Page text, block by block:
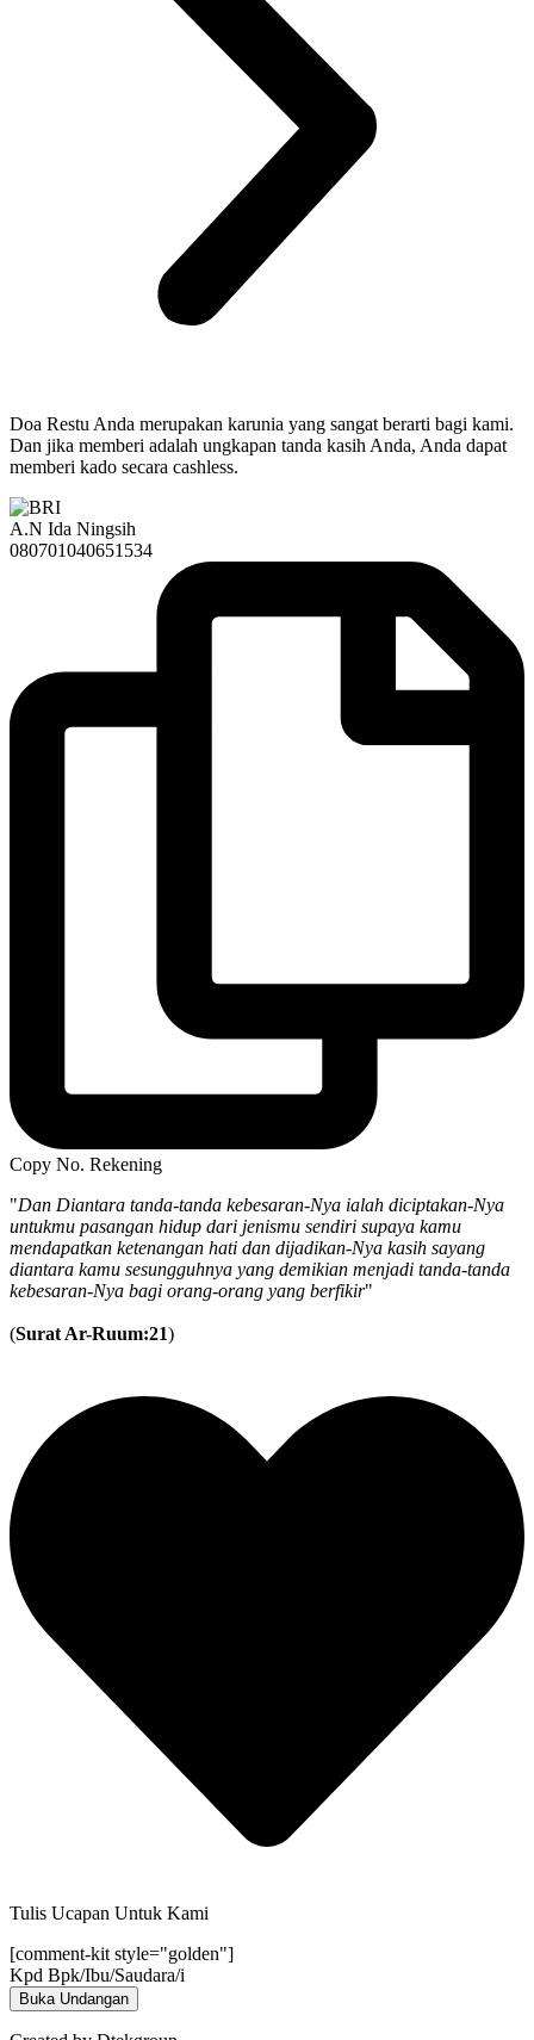
Doa Restu Anda merupakan karunia yang sangat berarti bagi kami.
Dan jika memberi adalah ungkapan tanda kasih Anda, Anda dapat
memberi kado secara cashless.
A.N Ida Ningsih
080701040651534
Copy No. Rekening
"Dan Diantara tanda-tanda kebesaran-Nya ialah diciptakan-Nya
untukmu pasangan hidup dari jenismu sendiri supaya kamu
mendapatkan ketenangan hati dan dijadikan-Nya kasih sayang
diantara kamu sesungguhnya yang demikian menjadi tanda-tanda
kebesaran-Nya bagi orang-orang yang berfikir"
(Surat Ar-Ruum:21)
Tulis Ucapan Untuk Kami
[comment-kit style="golden"]
Kpd Bpk/Ibu/Saudara/i
Buka Undangan